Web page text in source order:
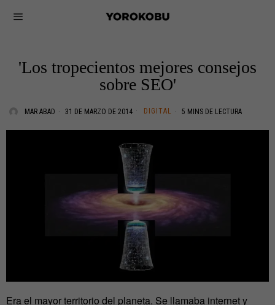
'Los tropecientos mejores consejos
sobre SEO'
MAR ABAD 31 DE MARZO DE 2014 DIGITAL 5 MINS DE LECTURA
Era el mayor territorio del planeta. Se llamaba internet y